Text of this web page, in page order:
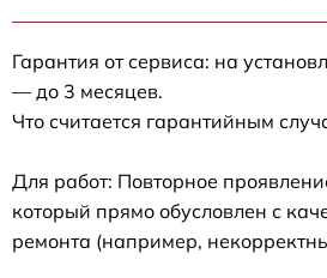
Гарантия от сервиса: на
— до 3 месяцев.
Что считается гарантийным
Для работ: Повторное
который прямо обусловлен с
ремонта (например,